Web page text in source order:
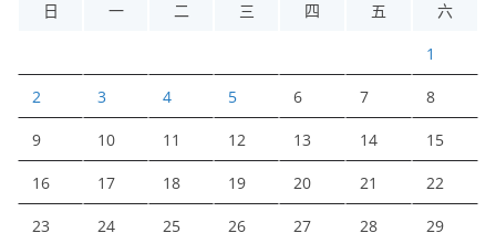
日
一 二 三 四 五 六
1
2 3 4 5 6 7 8
9 10 11 12 13 14 15
16 17 18 19 20 21 22
23 24 25 26 27 28 29